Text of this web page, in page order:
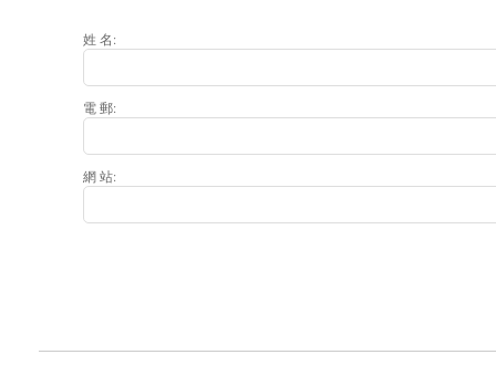
姓 名:
電 郵:
網 站: